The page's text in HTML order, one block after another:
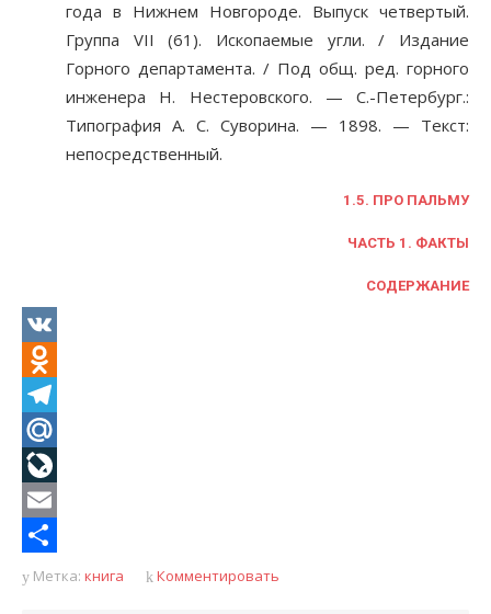
года в Нижнем Новгороде. Выпуск четвертый.
Группа VII (61). Ископаемые угли. / Издание
Горного департамента. / Под общ. ред. горного
инженера Н. Нестеровского. — С.-Петербург.:
Типография А. С. Суворина. — 1898. — Текст:
непосредственный.
1.5. ПРО ПАЛЬМУ
ЧАСТЬ 1. ФАКТЫ
СОДЕРЖАНИЕ
VK
Odnoklassniki
Telegram
Mail.Ru
LiveJournal
Email
Отправить
Метка: книга Комментировать